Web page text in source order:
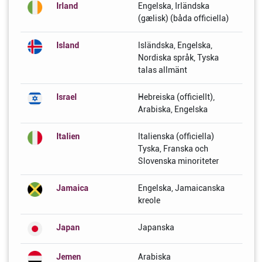
Irland
Engelska, Irländska
(gælisk) (båda officiella)
Island
Isländska, Engelska,
Nordiska språk, Tyska
talas allmänt
Israel
Hebreiska (officiellt),
Arabiska, Engelska
Italien
Italienska (officiella)
Tyska, Franska och
Slovenska minoriteter
Jamaica
Engelska, Jamaicanska
kreole
Japan Japanska
Jemen Arabiska